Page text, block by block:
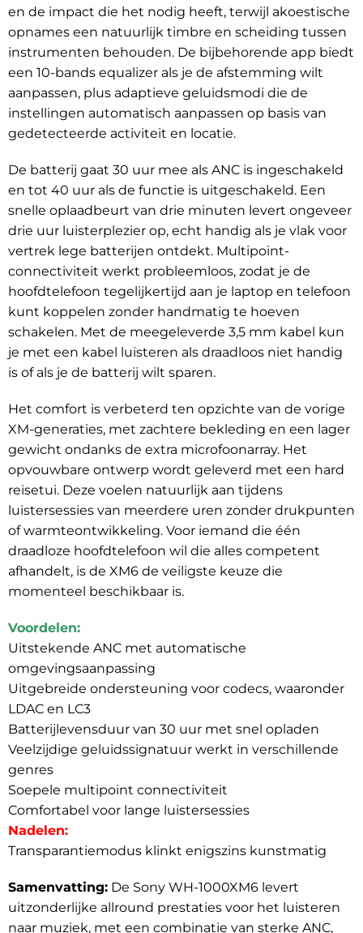
en de impact die het nodig heeft, terwijl akoestische
opnames een natuurlijk timbre en scheiding tussen
instrumenten behouden. De bijbehorende app biedt
een 10-bands equalizer als je de afstemming wilt
aanpassen, plus adaptieve geluidsmodi die de
instellingen automatisch aanpassen op basis van
gedetecteerde activiteit en locatie.
De batterij gaat 30 uur mee als ANC is ingeschakeld
en tot 40 uur als de functie is uitgeschakeld. Een
snelle oplaadbeurt van drie minuten levert ongeveer
drie uur luisterplezier op, echt handig als je vlak voor
vertrek lege batterijen ontdekt. Multipoint-
connectiviteit werkt probleemloos, zodat je de
hoofdtelefoon tegelijkertijd aan je laptop en telefoon
kunt koppelen zonder handmatig te hoeven
schakelen. Met de meegeleverde 3,5 mm kabel kun
je met een kabel luisteren als draadloos niet handig
is of als je de batterij wilt sparen.
Het comfort is verbeterd ten opzichte van de vorige
XM-generaties, met zachtere bekleding en een lager
gewicht ondanks de extra microfoonarray. Het
opvouwbare ontwerp wordt geleverd met een hard
reisetui. Deze voelen natuurlijk aan tijdens
luistersessies van meerdere uren zonder drukpunten
of warmteontwikkeling. Voor iemand die één
draadloze hoofdtelefoon wil die alles competent
afhandelt, is de XM6 de veiligste keuze die
momenteel beschikbaar is.
Voordelen:
Uitstekende ANC met automatische
omgevingsaanpassing
Uitgebreide ondersteuning voor codecs, waaronder
LDAC en LC3
Batterijlevensduur van 30 uur met snel opladen
Veelzijdige geluidssignatuur werkt in verschillende
genres
Soepele multipoint connectiviteit
Comfortabel voor lange luistersessies
Nadelen:
Transparantiemodus klinkt enigszins kunstmatig
Samenvatting: De Sony WH-1000XM6 levert
uitzonderlijke allround prestaties voor het luisteren
naar muziek, met een combinatie van sterke ANC,